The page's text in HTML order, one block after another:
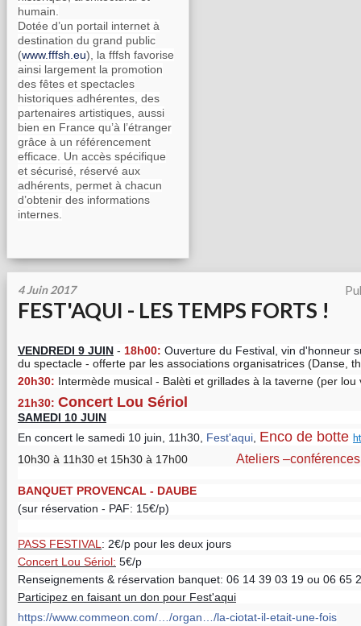
humain.
Dotée d’un portail internet à
destination du grand public
(www.fffsh.eu), la fffsh favorise
ainsi largement la promotion
des fêtes et spectacles
historiques adhérentes, des
partenaires artistiques, aussi
bien en France qu’à l’étranger
grâce à un référencement
efficace. Un accès spécifique
et sécurisé, réservé aux
adhérents, permet à chacun
d’obtenir des informations
internes.
4 Juin 2017
FEST'AQUI - LES TEMPS FORTS !
VENDREDI 9 JUIN - 18h00: Ouverture du Festival, vin d'honneur
du spectacle - offerte par les associations organisatrices (Danse,
20h30: Intermède musical - Balèti et grillades à la taverne (per
21h30: Concert Lou Sériol
SAMEDI 10 JUIN
En concert le samedi 10 juin, 11h30, Fest'aqui Enco de botte
10h30 à 11h30 et 15h30 à 17h00 Ateliers –conférences
BANQUET PROVENCAL - DAUBE
(sur réservation - PAF: 15€/p)
PASS FESTIVAL : 2€/p pour les deux jours
Concert Lou Sériol: 5€/p
Renseignements & réservation banquet: 06 14 39 03 19 ou 06 65
Participez en faisant un don pour Fest'aqui
https://www.commeon.com/…/organ…/la-ciotat-il-etait-une-fois